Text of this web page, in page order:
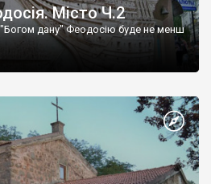
Місто Ч.2
"Богом дану" Феодосію буде не менш